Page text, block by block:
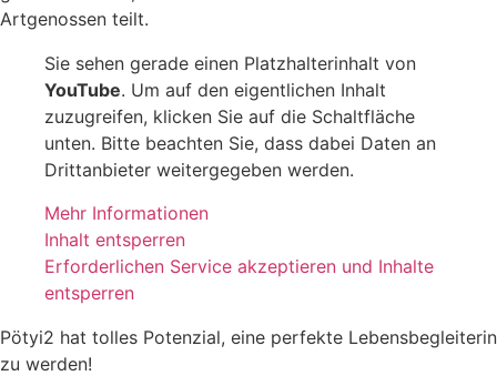
Artgenossen teilt.
Sie sehen gerade einen Platzhalterinhalt von
YouTube. Um auf den eigentlichen Inhalt
zuzugreifen, klicken Sie auf die Schaltfläche
unten. Bitte beachten Sie, dass dabei Daten an
Drittanbieter weitergegeben werden.
Mehr Informationen
Inhalt entsperren
Erforderlichen Service akzeptieren und Inhalte
entsperren
Pötyi2 hat tolles Potenzial, eine perfekte Lebensbegleiterin
zu werden!